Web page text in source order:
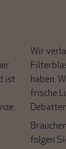
ist
Wir
haben.
frische
folgen